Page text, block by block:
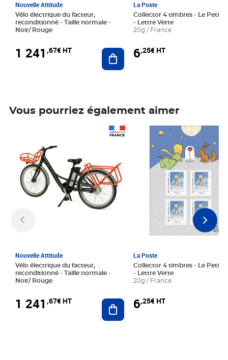
Nouvelle Attitude
Vélo électrique du facteur,
reconditionné - Taille normale -
Noir/ Rouge
1 241 ,67€ HT Ajouter au panier
La Poste
Collector 4 timbres - Le Petit
- Lettre Verte
20g / France
6,25€ HT
Vous pourriez également aimer
Nouvelle Attitude
Vélo électrique du facteur,
reconditionné - Taille normale -
Noir/ Rouge
1 241 ,67€ HT Ajouter au panier
La Poste
Collector 4 timbres - Le Petit
- Lettre Verte
20g / France
6,25€ HT
Prix 6,25€ HT